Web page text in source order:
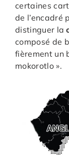
certaines
de l’encadré
distinguer la
composé de
fièrement un
mokorotlo ».